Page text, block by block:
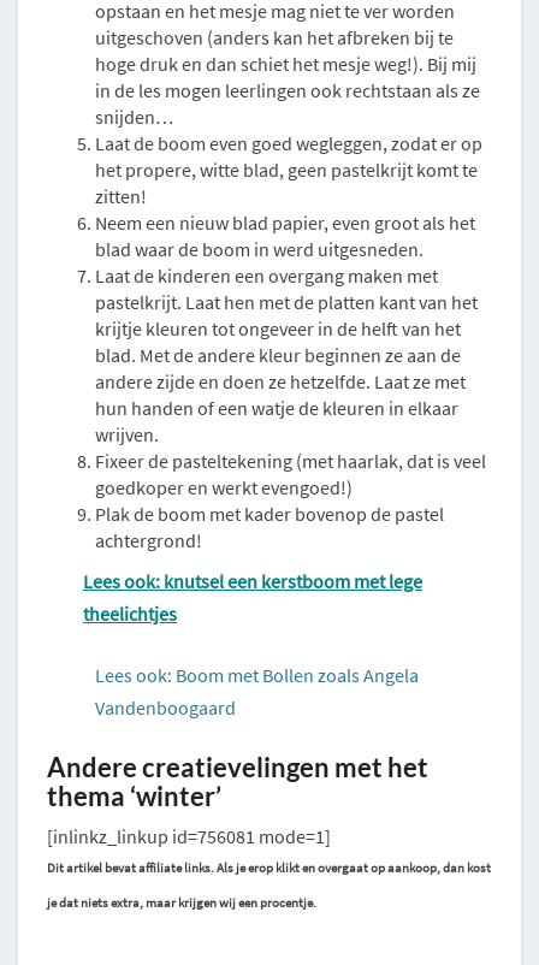
opstaan en het mesje mag niet te ver worden
uitgeschoven (anders kan het afbreken bij te
hoge druk en dan schiet het mesje weg!). Bij mij
in de les mogen leerlingen ook rechtstaan als ze
snijden…
Laat de boom even goed wegleggen, zodat er op
het propere, witte blad, geen pastelkrijt komt te
zitten!
Neem een nieuw blad papier, even groot als het
blad waar de boom in werd uitgesneden.
Laat de kinderen een overgang maken met
pastelkrijt. Laat hen met de platten kant van het
krijtje kleuren tot ongeveer in de helft van het
blad. Met de andere kleur beginnen ze aan de
andere zijde en doen ze hetzelfde. Laat ze met
hun handen of een watje de kleuren in elkaar
wrijven.
Fixeer de pasteltekening (met haarlak, dat is veel
goedkoper en werkt evengoed!)
Plak de boom met kader bovenop de pastel
achtergrond!
Lees ook: knutsel een kerstboom met lege
theelichtjes
Lees ook: Boom met Bollen zoals Angela
Vandenboogaard
Andere creatievelingen met het
thema ‘winter’
[inlinkz_linkup id=756081 mode=1]
Dit artikel bevat affiliate links. Als je erop klikt en overgaat op aankoop, dan kost
je dat niets extra, maar krijgen wij een procentje.